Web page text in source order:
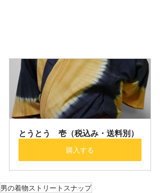
とうとう　壱（税込み・送料別）
購入する
男の着物ストリートスナップ